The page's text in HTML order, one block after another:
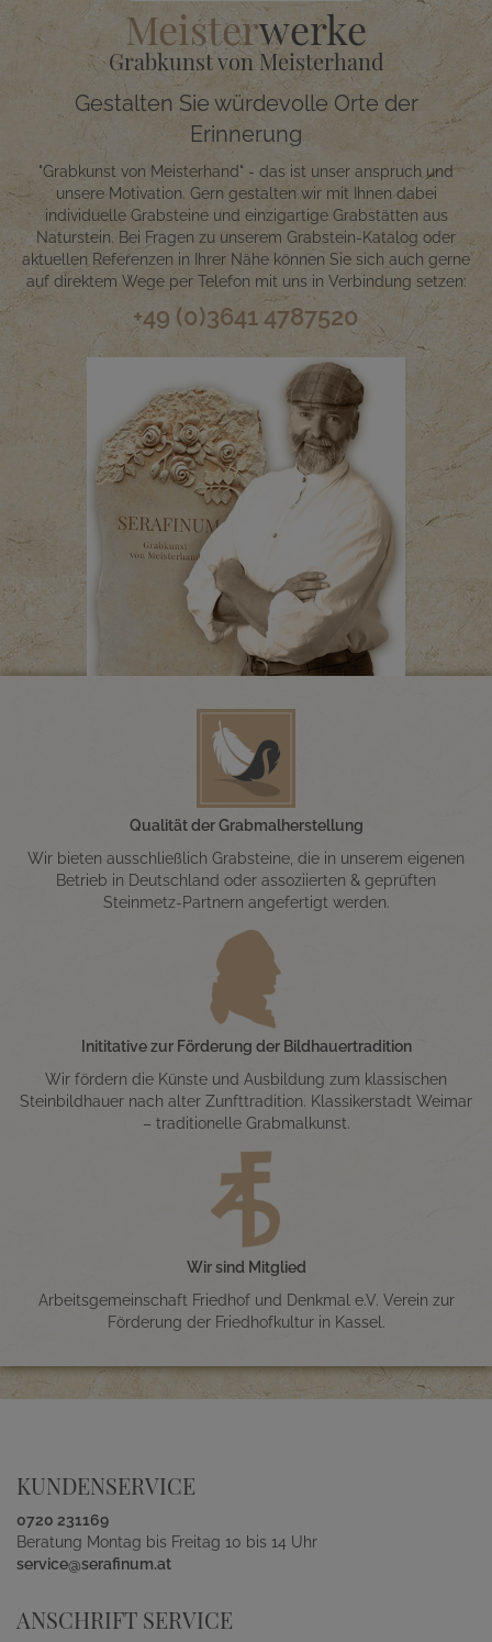
Meisterwerke
Grabkunst von Meisterhand
Gestalten Sie würdevolle Orte der
Erinnerung
"Grabkunst von Meisterhand" - das ist unser anspruch und
unsere Motivation. Gern gestalten wir mit Ihnen dabei
individuelle Grabsteine und einzigartige Grabstätten aus
Naturstein. Bei Fragen zu unserem Grabstein-Katalog oder
aktuellen Referenzen in Ihrer Nähe können Sie sich auch gerne
auf direktem Wege per Telefon mit uns in Verbindung setzen:
+49 (0)3641 4787520
Qualität der Grabmalherstellung
Wir bieten ausschließlich Grabsteine, die in unserem eigenen
Betrieb in Deutschland oder assoziierten & geprüften
Steinmetz-Partnern angefertigt werden.
Inititative zur Förderung der Bildhauertradition
Wir fördern die Künste und Ausbildung zum klassischen
Steinbildhauer nach alter Zunfttradition. Klassikerstadt Weimar
– traditionelle Grabmalkunst.
Wir sind Mitglied
Arbeitsgemeinschaft Friedhof und Denkmal e.V. Verein zur
Förderung der Friedhofkultur in Kassel.
KUNDENSERVICE
0720 231169
Beratung Montag bis Freitag 10 bis 14 Uhr
service@serafinum.at
ANSCHRIFT SERVICE